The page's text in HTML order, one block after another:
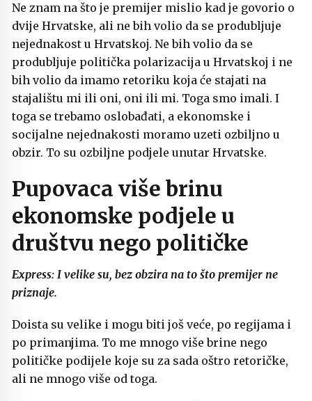
Ne znam na što je premijer mislio kad je govorio o
dvije Hrvatske, ali ne bih volio da se produbljuje
nejednakost u Hrvatskoj. Ne bih volio da se
produbljuje politička polarizacija u Hrvatskoj i ne
bih volio da imamo retoriku koja će stajati na
stajalištu mi ili oni, oni ili mi. Toga smo imali. I
toga se trebamo oslobađati, a ekonomske i
socijalne nejednakosti moramo uzeti ozbiljno u
obzir. To su ozbiljne podjele unutar Hrvatske.
Pupovaca više brinu
ekonomske podjele u
društvu nego političke
Express: I velike su, bez obzira na to što premijer ne
priznaje.
Doista su velike i mogu biti još veće, po regijama i
po primanjima. To me mnogo više brine nego
političke podijele koje su za sada oštro retoričke,
ali ne mnogo više od toga.